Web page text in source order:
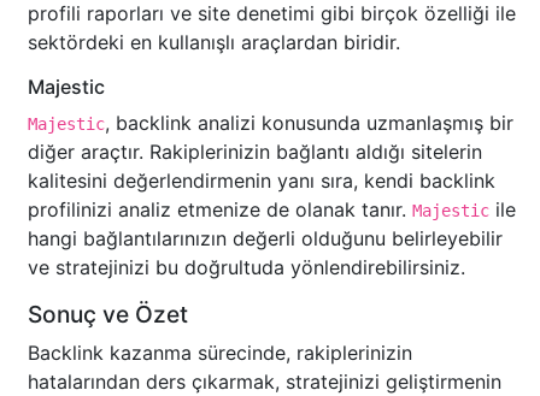
profili raporları ve site denetimi gibi birçok özelliği ile
sektördeki en kullanışlı araçlardan biridir.
Majestic
Majestic, backlink analizi konusunda uzmanlaşmış bir
diğer araçtır. Rakiplerinizin bağlantı aldığı sitelerin
kalitesini değerlendirmenin yanı sıra, kendi backlink
profilinizi analiz etmenize de olanak tanır. Majestic ile
hangi bağlantılarınızın değerli olduğunu belirleyebilir
ve stratejinizi bu doğrultuda yönlendirebilirsiniz.
Sonuç ve Özet
Backlink kazanma sürecinde, rakiplerinizin
hatalarından ders çıkarmak, stratejinizi geliştirmenin